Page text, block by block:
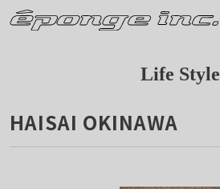
Life Style
HAISAI OKINAWA